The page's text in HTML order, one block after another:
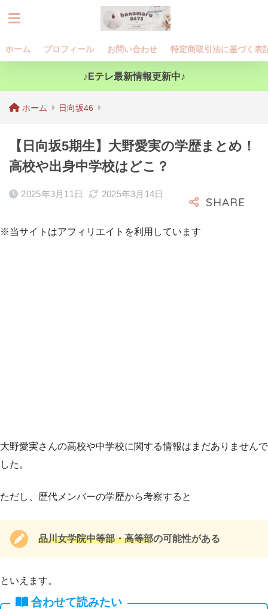
ホーム プロフィール お問い合わせ 特定商取引法に基づく表
♪Eテレ最新情報更新中♪
ホーム 日向坂46
【日向坂5期生】大野愛実の学歴まとめ！
高校や出身中学校はどこ？
2025年3月11日 2025年3月14日
※当サイトはアフィリエイトを利用しています
大野愛実さんの高校や中学校に関する情報はまだありませんで
した。
ただし、歴代メンバーの学歴から考察すると
品川女学院中等部・高等部の可能性がある
といえます。
合わせて読みたい